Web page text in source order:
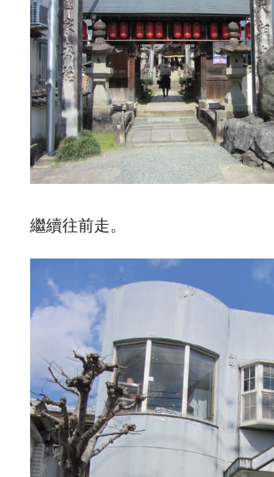
繼續往前走。